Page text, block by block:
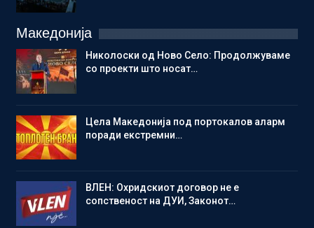
Македонија
Николоски од Ново Село: Продолжуваме
со проекти што носат…
Цела Македонија под портокалов аларм
поради екстремни…
ВЛЕН: Охридскиот договор не е
сопственост на ДУИ, Законот…